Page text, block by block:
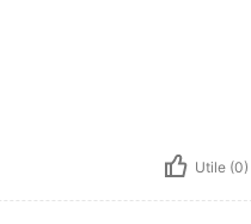
Utile (0)